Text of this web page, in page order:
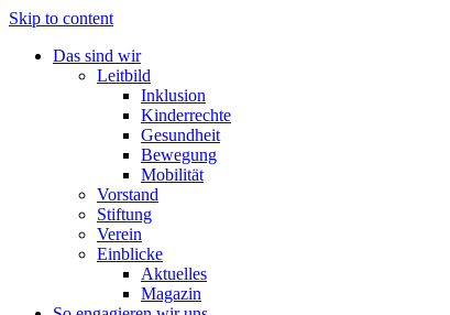
Skip to content
Das sind wir
Leitbild
Inklusion
Kinderrechte
Gesundheit
Bewegung
Mobilität
Vorstand
Stiftung
Verein
Einblicke
Aktuelles
Magazin